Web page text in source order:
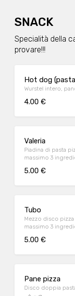
SNACK
Specialità della
provare!!!
Hot dog
Wurstel intero,
4.00 €
Valeria
Piadina di pasta
massimo 3
5.00 €
Tubo
Mezzo disco
massimo 3
5.00 €
Pane pizza
Disco doppia